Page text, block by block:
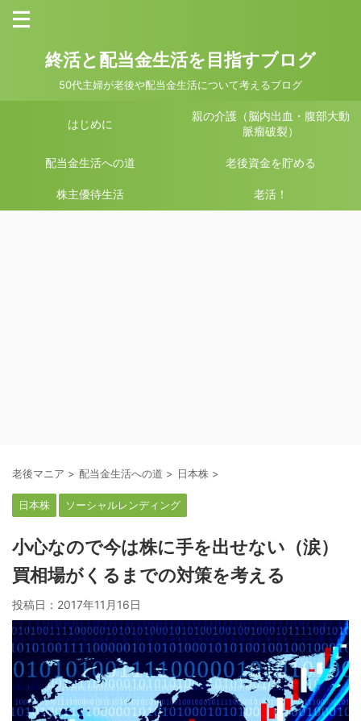
終活と配当金生活を目指すブログ
50代主婦が老後や配当金生活について考えるブログ
はじめに
親の介護（脳内出血・腹部大動
脈瘤破裂）
配当金生活への道 老後資金を貯める
株主優待生活 老活！
老後マニア > 配当金生活への道 > 日本株 >
日本株 ソーシャルレンディング
小心なので今は株に手を出せない（涙）
買相場がくるまでの対策を考える
投稿日： 2017年11月16日